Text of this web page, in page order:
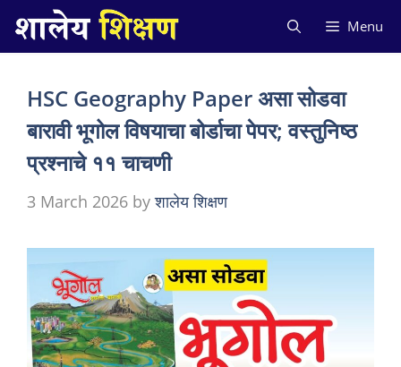
Skip
Menu
HSC Geography Paper असा सोडवा
बारावी भूगोल विषयाचा बोर्डाचा पेपर; वस्तुनिष्ठ
प्रश्नाचे ११ चाचणी
3 March 2026 byशालेय शिक्षण